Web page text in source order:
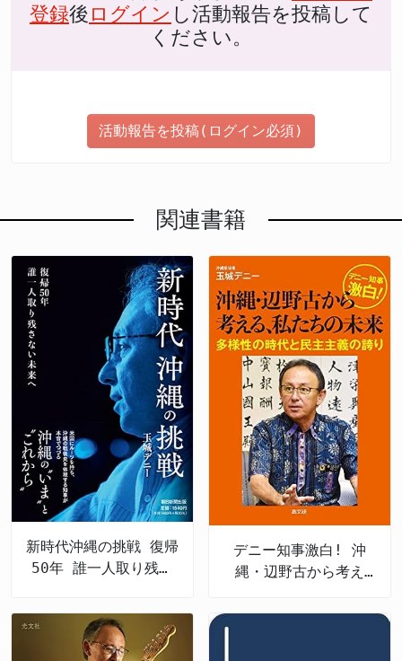
登録後 ログイン し活動報告を投稿して
ください。
活動報告を投稿(ログイン必須)
関連書籍
新時代沖縄の挑戦 復帰
50年 誰一人取り残さ
デニー知事激白! 沖
縄・辺野古から考え